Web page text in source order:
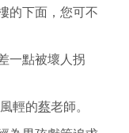
的下面，您可不
一點被壞人拐
輕的蔡老師。